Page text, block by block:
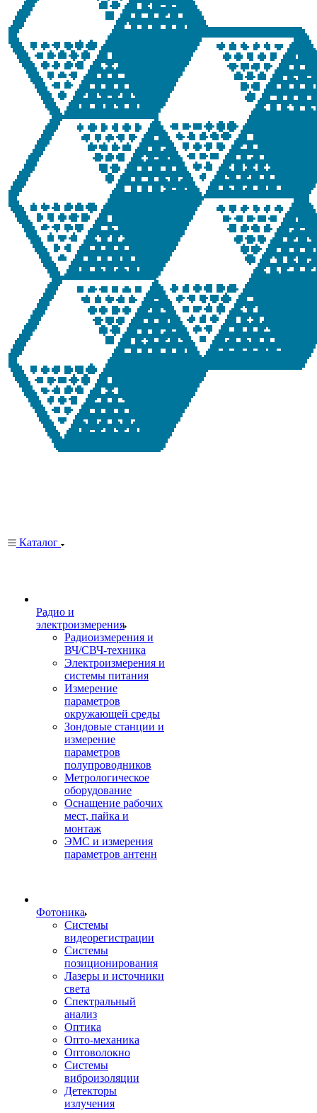
Каталог
Радио и
электроизмерения
Радиоизмерения и
ВЧ/СВЧ-техника
Электроизмерения и
системы питания
Измерение
параметров
окружающей среды
Зондовые станции и
измерение
параметров
полупроводников
Метрологическое
оборудование
Оснащение рабочих
мест, пайка и
монтаж
ЭМС и измерения
параметров антенн
Фотоника
Cистемы
видеорегистрации
Системы
позиционирования
Лазеры и источники
света
Спектральный
анализ
Оптика
Опто-механика
Оптоволокно
Системы
виброизоляции
Детекторы
излучения